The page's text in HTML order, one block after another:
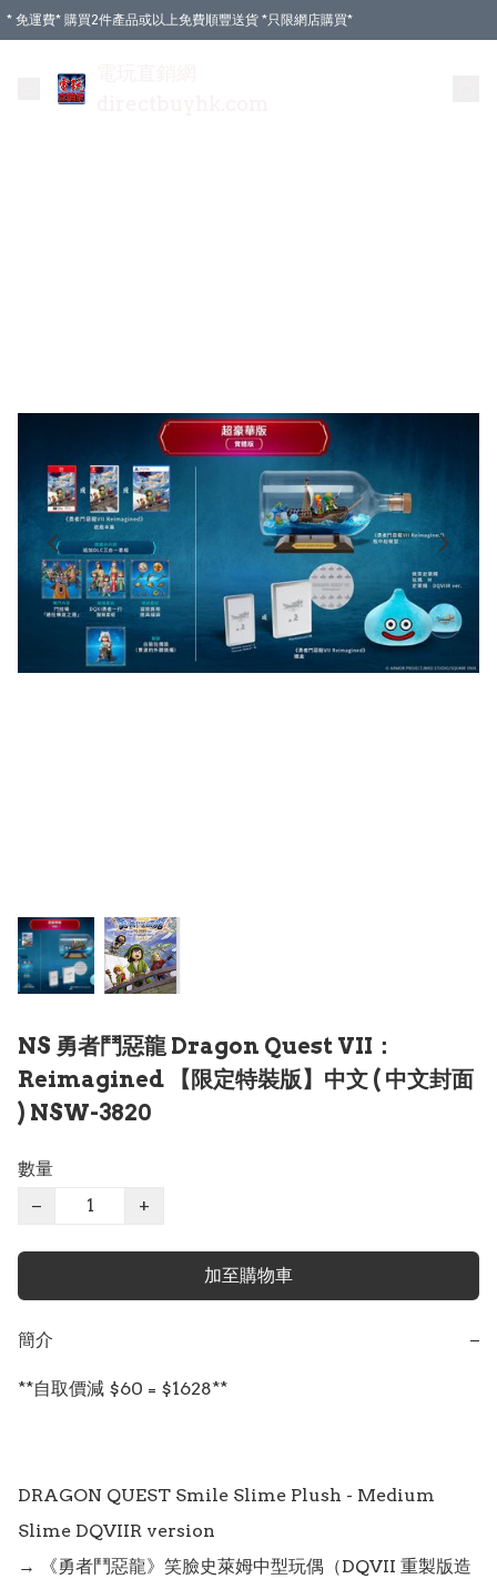
* 免運費* 購買2件產品或以上免費順豐送貨 *只限網店購買*
NS 勇者鬥惡龍 Dragon Quest VII：
Reimagined 【限定特裝版】中文 ( 中文封面
) NSW-3820
數量
−
+
加至購物車
簡介 −
**自取價減 $60 = $1628**
DRAGON QUEST Smile Slime Plush - Medium
Slime DQVIIR version
→ 《勇者鬥惡龍》笑臉史萊姆中型玩偶（DQVII 重製版造